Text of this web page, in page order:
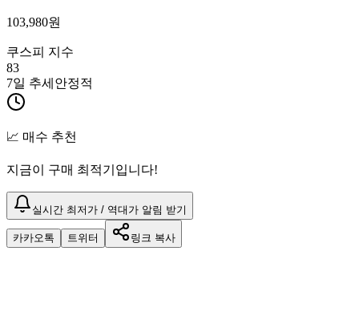
103,980원
쿠스피 지수
83
7일 추세 안정적
📈 매수 추천
지금이 구매 최적기입니다!
실시간 최저가 / 역대가 알림 받기
카카오톡 트위터 링크 복사